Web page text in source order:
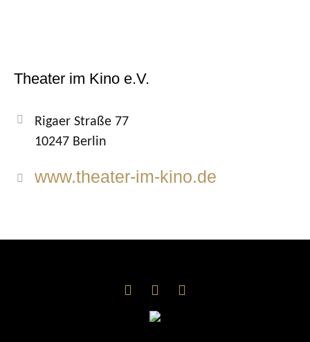
Theater im Kino e.V.
Rigaer Straße 77
10247 Berlin
www.theater-im-kino.de